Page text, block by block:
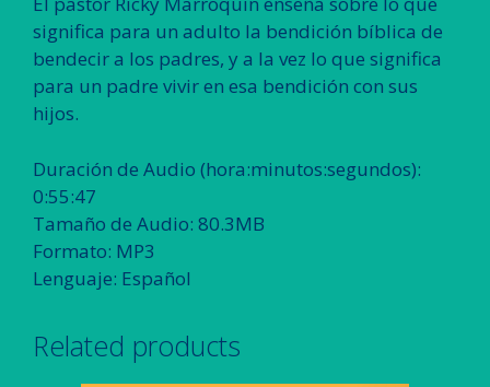
significa para un adulto la bendición bíblica de
bendecir a los padres, y a la vez lo que significa
para un padre vivir en esa bendición con sus
hijos.
Duración de Audio (hora:minutos:segundos):
0:55:47
Tamaño de Audio: 80.3MB
Formato: MP3
Lenguaje: Español
Related products